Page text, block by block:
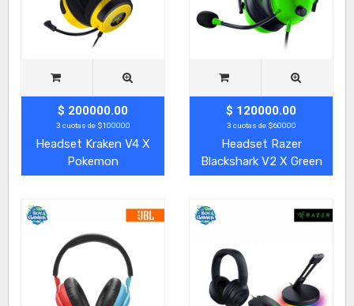
$ 200000.00
3 cuotas de $100000
Headset Kraken V4 X
Pokemon
$ 120000.00
3 cuotas de $60000
Headset Razer
Blackshark V2 X Green